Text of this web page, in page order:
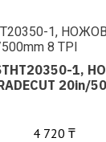
STHT20350-1,
20in/
4 720 ₸